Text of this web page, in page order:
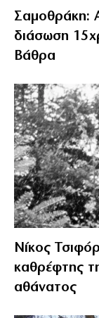
Σαμοθράκη:
διάσωση
Βάθρα
Νίκος
καθρέφτης
αθάνατος